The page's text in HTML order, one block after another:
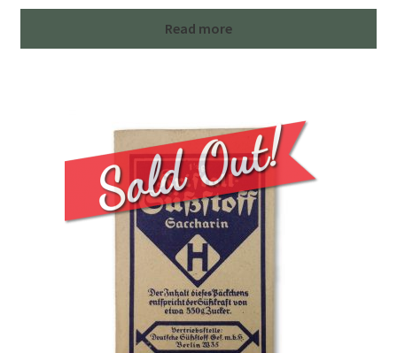
Read more